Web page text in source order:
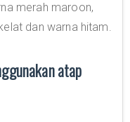
merah maroon,
dan warna hitam.
atap